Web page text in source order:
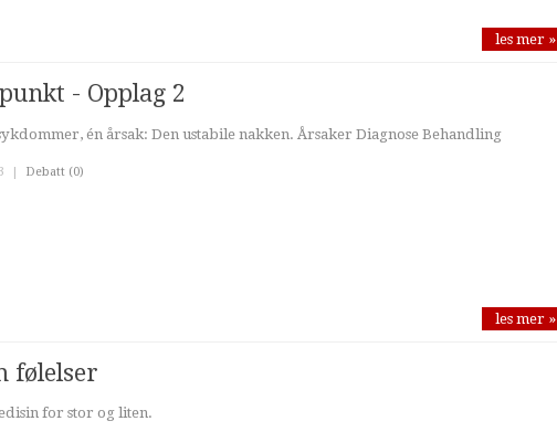
les mer »
- Opplag 2
én årsak: Den ustabile nakken. Årsaker Diagnose Behandling
| Debatt (0)
les mer »
følelser
for stor og liten.